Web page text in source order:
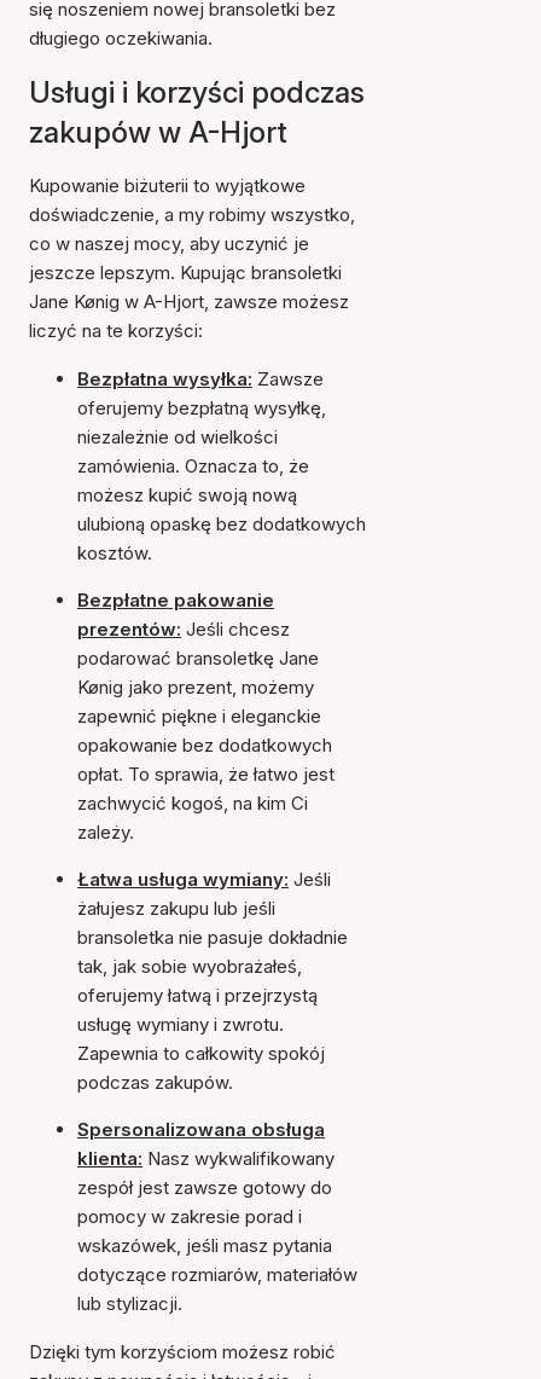
się noszeniem nowej bransoletki bez
długiego oczekiwania.
Usługi i korzyści podczas
zakupów w A-Hjort
Kupowanie biżuterii to wyjątkowe
doświadczenie, a my robimy wszystko,
co w naszej mocy, aby uczynić je
jeszcze lepszym. Kupując bransoletki
Jane Kønig w A-Hjort, zawsze możesz
liczyć na te korzyści:
Bezpłatna wysyłka: Zawsze
oferujemy bezpłatną wysyłkę,
niezależnie od wielkości
zamówienia. Oznacza to, że
możesz kupić swoją nową
ulubioną opaskę bez dodatkowych
kosztów.
Bezpłatne pakowanie
prezentów: Jeśli chcesz
podarować bransoletkę Jane
Kønig jako prezent, możemy
zapewnić piękne i eleganckie
opakowanie bez dodatkowych
opłat. To sprawia, że łatwo jest
zachwycić kogoś, na kim Ci
zależy.
Łatwa usługa wymiany: Jeśli
żałujesz zakupu lub jeśli
bransoletka nie pasuje dokładnie
tak, jak sobie wyobrażałeś,
oferujemy łatwą i przejrzystą
usługę wymiany i zwrotu.
Zapewnia to całkowity spokój
podczas zakupów.
Spersonalizowana obsługa
klienta: Nasz wykwalifikowany
zespół jest zawsze gotowy do
pomocy w zakresie porad i
wskazówek, jeśli masz pytania
dotyczące rozmiarów, materiałów
lub stylizacji.
Dzięki tym korzyściom możesz robić